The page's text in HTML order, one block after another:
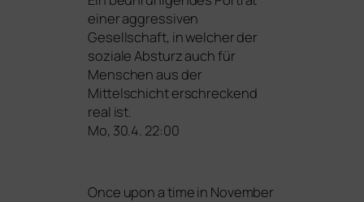
einer aggres­si­ven
Gesellschaft, in wel­cher der
sozia­le Absturz auch für
Menschen aus der
Mittelschicht erschre­ckend
real ist.
Mo, 30.4. 22:00
Once upon a time in November